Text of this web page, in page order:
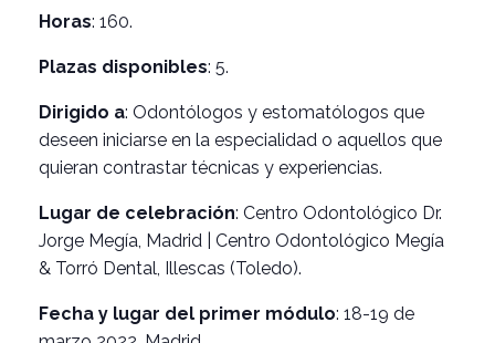
Horas: 160.
Plazas disponibles: 5.
Dirigido a: Odontólogos y estomatólogos que
deseen iniciarse en la especialidad o aquellos que
quieran contrastar técnicas y experiencias.
Lugar de celebración: Centro Odontológico Dr.
Jorge Megía, Madrid | Centro Odontológico Megía
& Torró Dental, Illescas (Toledo).
Fecha y lugar del primer módulo: 18-19 de